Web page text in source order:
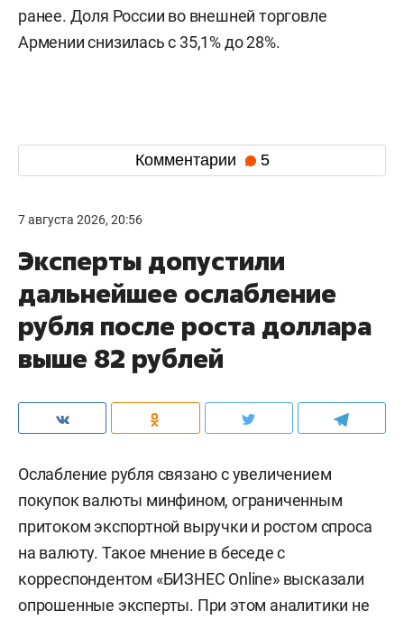
ранее. Доля России во внешней торговле
Армении снизилась с 35,1% до 28%.
Комментарии 5
7 августа 2026, 20:56
Эксперты допустили
дальнейшее ослабление
рубля после роста доллара
выше 82 рублей
Ослабление рубля связано с увеличением
покупок валюты минфином, ограниченным
притоком экспортной выручки и ростом спроса
на валюту. Такое мнение в беседе с
корреспондентом «БИЗНЕС Online» высказали
опрошенные эксперты. При этом аналитики не